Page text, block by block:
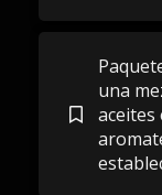
una
aceites